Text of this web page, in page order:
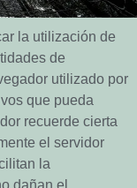
la utilización de
de
utilizado por
que pueda
recuerde cierta
el servidor
la
dañan el